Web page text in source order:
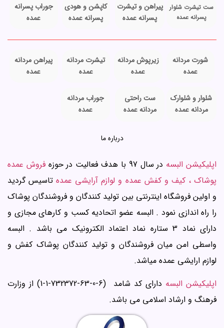
ست تیشرت شلوار
پسرانه عمده
پیراهن و تیشرت
پسرانه عمده
کاپشن و هودی
پسرانه عمده
جوراب پسرانه
عمده
شورت مردانه
عمده
زیرپوش مردانه
عمده
تیشرت مردانه
عمده
پیراهن مردانه
عمده
شلوار و شلوارک
مردانه عمده
ست راحتی
مردانه عمده
جوراب مردانه
عمده
درباره ما
اپلیکیشن البسه در سال 97 با هدف فعالیت در حوزه
فروش عمده
پوشاک ، کیف و کفش عمده و لوازم آرایشی عمدهتاسیس گردید
و اولین فروشگاه اینترنتی بین تولید کنندگان و فروشندگان پوشاک
را راه اندازی نمود . البسه عضو اتحادیه کسب و کارهای مجازی و
دارای نماد 3 ستاره نماد اعتماد الکترونیک می باشد . البسه
واسطی امن میان فروشندگان و تولید کنندگان پوشاک کفش و
لوازم ارایشی عمده میاشد.
اپلیکیشن البسه
دارای کد شامد (6-0-63-732372-1-1) از وزارت
فرهنگ و ارشاد اسلامی می باشد.